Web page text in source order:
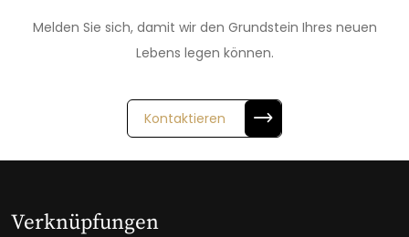
Melden Sie sich, damit wir den Grundstein Ihres neuen
Lebens legen können.
Kontaktieren
Verknüpfungen